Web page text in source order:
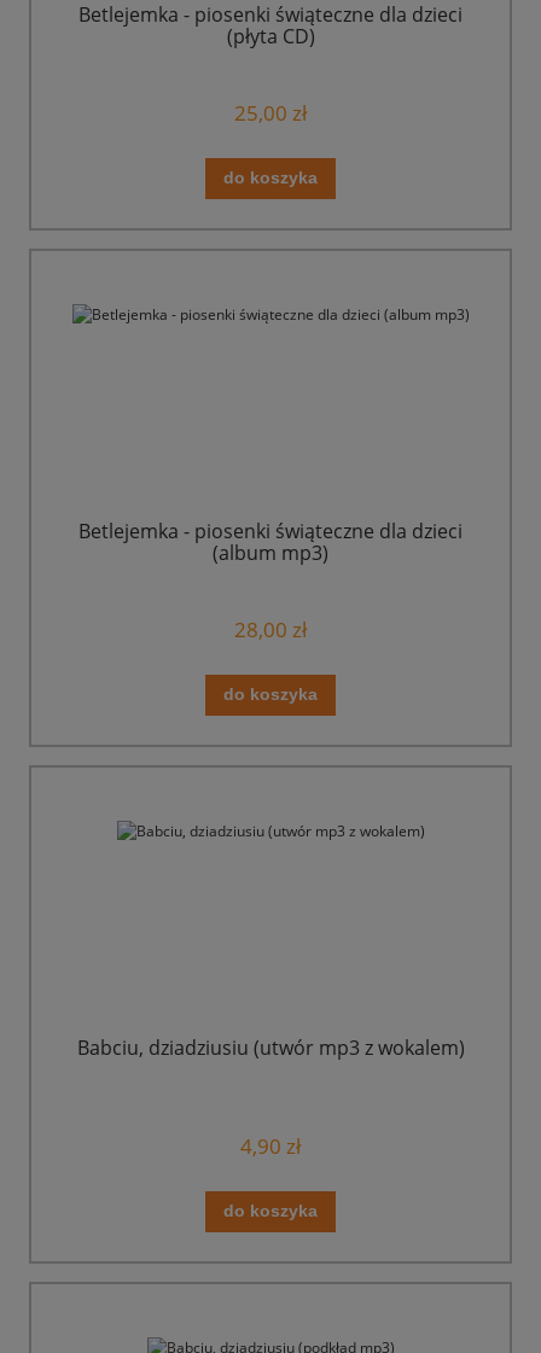
Betlejemka - piosenki świąteczne dla dzieci
(płyta CD)
25,00 zł
do koszyka
Betlejemka - piosenki świąteczne dla dzieci
(album mp3)
28,00 zł
do koszyka
Babciu, dziadziusiu (utwór mp3 z wokalem)
4,90 zł
do koszyka